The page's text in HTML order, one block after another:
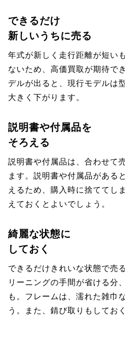
できるだけ
新しいうちに売る
年式が新しく走行距離が短い
ないため、高価買取が期待で
デルが出ると、現行モデルは
大きく下がります。
説明書や付属品を
そろえる
説明書や付属品は、合わせて
ます。説明書や付属品がある
えるため、購入時に捨ててし
えておくとよいでしょう。
綺麗な状態に
しておく
できるだけきれいな状態で売
リーニングの手間が省ける分
も。フレームは、濡れた雑巾
う。また、錆び取りもしてお